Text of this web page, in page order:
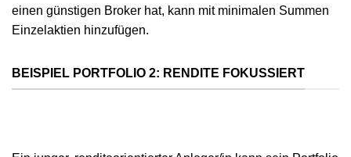
einen günstigen Broker hat, kann mit minimalen Summen
Einzelaktien hinzufügen.
BEISPIEL PORTFOLIO 2: RENDITE FOKUSSIERT